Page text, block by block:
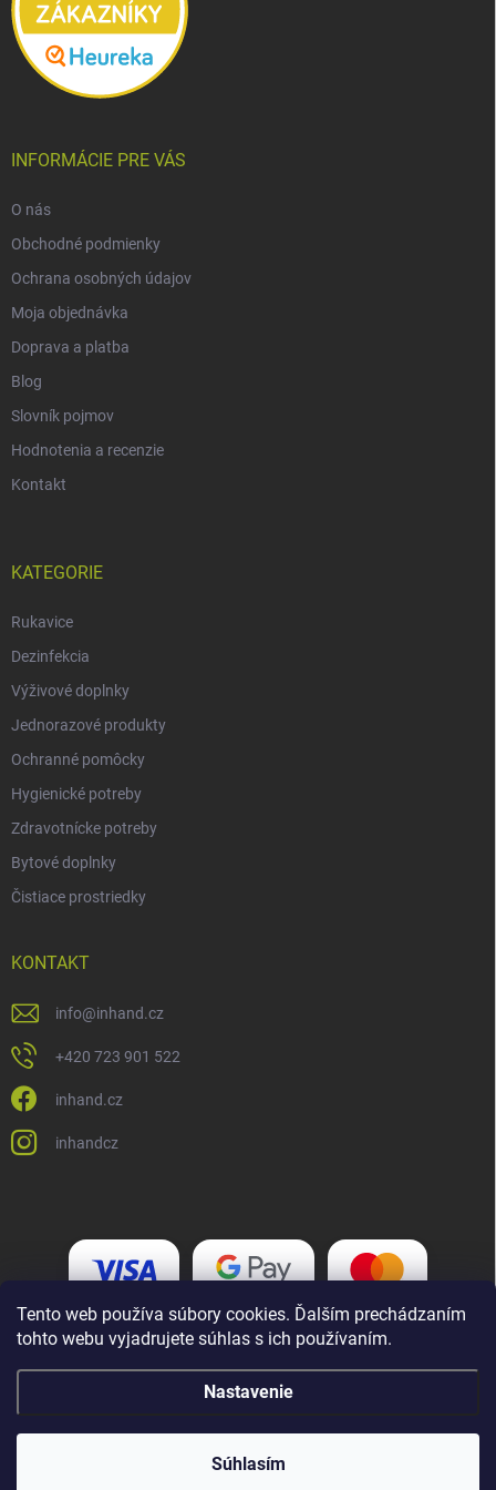
Tento web používa súbory cookies. Ďalším prechádzaním
tohto webu vyjadrujete súhlas s ich používaním.
Nastavenie
Súhlasím
INFORMÁCIE PRE VÁS
O nás
Obchodné podmienky
Ochrana osobných údajov
Moja objednávka
Doprava a platba
Blog
Slovník pojmov
Hodnotenia a recenzie
Kontakt
KATEGORIE
Rukavice
Dezinfekcia
Výživové doplnky
Jednorazové produkty
Ochranné pomôcky
Hygienické potreby
Zdravotnícke potreby
Bytové doplnky
Čistiace prostriedky
KONTAKT
info@inhand.cz
+420 723 901 522
inhand.cz
inhandcz
Copyright 2026Inhand.cz. Všetky práva vyhradené.Upraviť nastavenie
cookies